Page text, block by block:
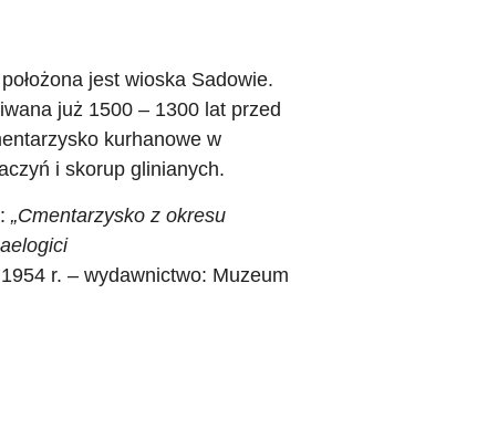
jest wioska Sadowie.
już 1500 – 1300 lat przed
kurhanowe w
i skorup glinianych.
„Cmentarzysko z okresu
r. – wydawnictwo: Muzeum